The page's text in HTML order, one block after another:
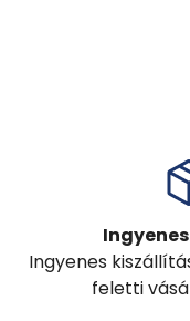
Ingyenes
feletti